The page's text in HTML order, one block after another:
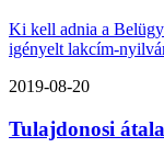
Ki kell adnia a
igényelt lakcím-
2019-08-20
Tulajdonosi